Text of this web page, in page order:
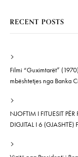
RECENT POSTS
Filmi “Guximtarët”
mbështetjes nga Banka
NJOFTIM I FITUESIT
DIGJITAL I 6 (GJASHTË)